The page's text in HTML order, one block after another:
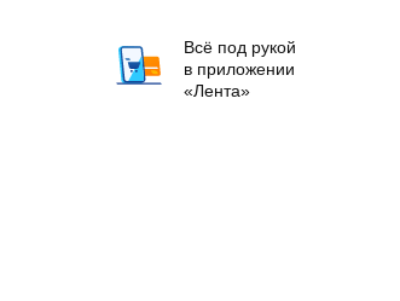
Всё под рукой
в приложении
«Лента»